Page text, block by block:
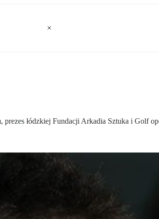
łódzkiej Fundacji Arkadia Sztuka i Golf